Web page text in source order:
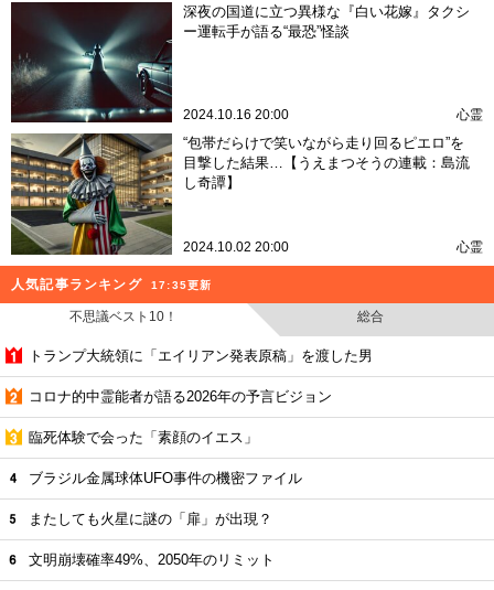
深夜の国道に立つ異様な『白い花嫁』タクシ
ー運転手が語る“最恐”怪談
2024.10.16 20:00 心霊
“包帯だらけで笑いながら走り回るピエロ”を
目撃した結果…【うえまつそうの連載：島流
し奇譚】
2024.10.02 20:00 心霊
人気記事ランキング 17:35更新
不思議ベスト10！ 総合
トランプ大統領に「エイリアン発表原稿」を渡した男
コロナ的中霊能者が語る2026年の予言ビジョン
臨死体験で会った「素顔のイエス」
ブラジル金属球体UFO事件の機密ファイル
またしても火星に謎の「扉」が出現？
文明崩壊確率49%、2050年のリミット